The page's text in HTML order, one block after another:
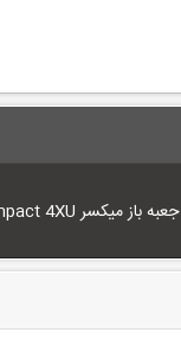
جعبه باز میکسر D.MIX Compact 4XU